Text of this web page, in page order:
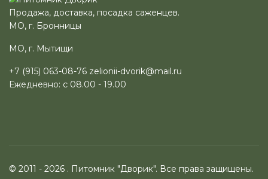
Продажа, доставка, посадка саженцев.
МО, г. Бронницы
МО, г. Мытищи
+7 (915) 063-08-76 zelionii-dvorik@mail.ru
Ежедневно: с 08.00 - 19.00
© 2011 - 2026 . Питомник "Дворик". Все права защищены.